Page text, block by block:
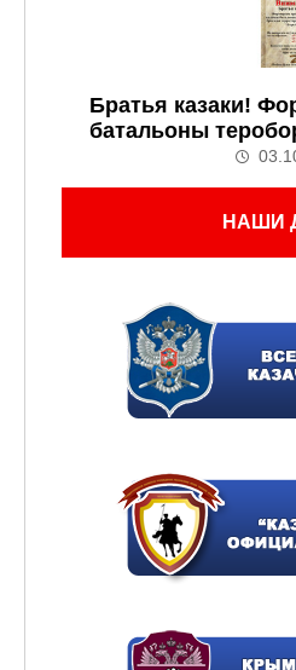
Братья казаки!
батальоны
НАШИ